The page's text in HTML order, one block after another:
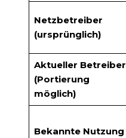
Netzbetreiber
(ursprünglich)
Aktueller Betreiber
(Portierung
möglich)
Bekannte Nutzung